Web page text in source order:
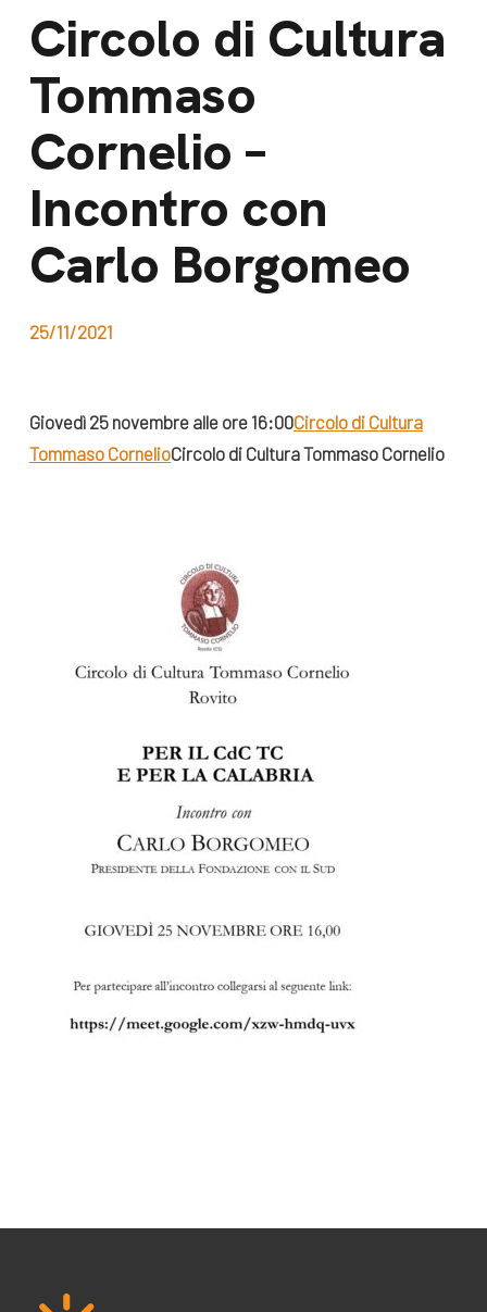
Circolo di Cultura
Tommaso
Cornelio –
Incontro con
Carlo Borgomeo
25/11/2021
Giovedì 25 novembre alle ore 16:00Circolo di Cultura
Tommaso CornelioCircolo di Cultura Tommaso Cornelio
Lavora con noi
Bilancio di
missione
News e
appuntamenti
News
dal Sud
Campagne
Docufilm
e blog progetti